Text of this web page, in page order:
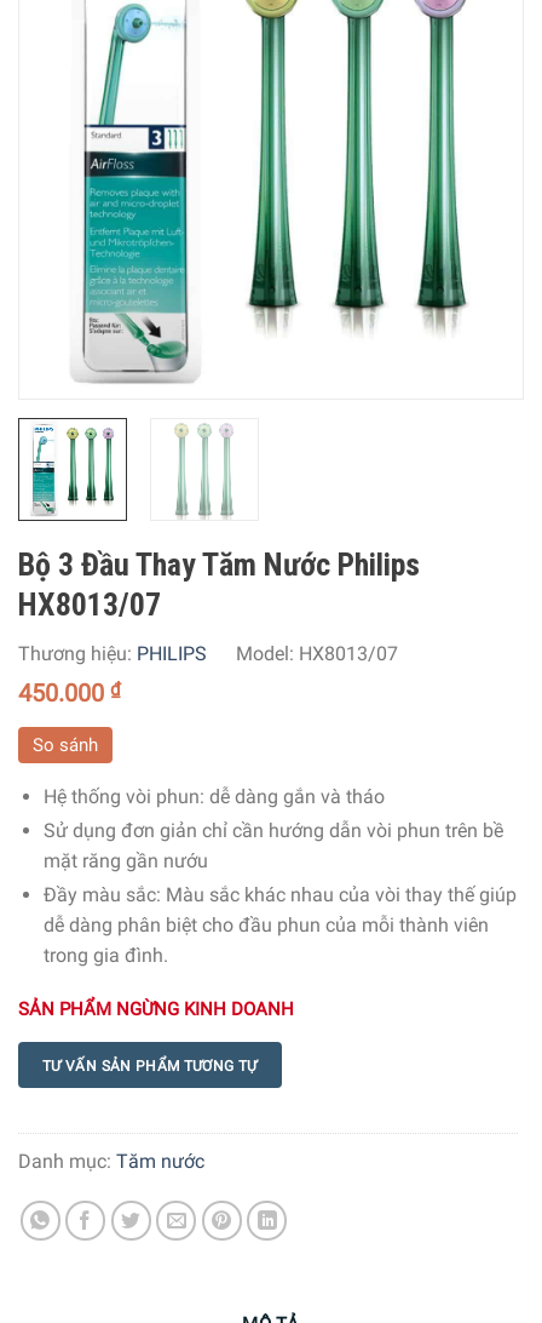
Bộ 3 Đầu Thay Tăm Nước Philips
HX8013/07
Thương hiệu: PHILIPS Model: HX8013/07
450.000 ₫
So sánh
Hệ thống vòi phun: dễ dàng gắn và tháo
Sử dụng đơn giản chỉ cần hướng dẫn vòi phun trên bề
mặt răng gần nướu
Đầy màu sắc: Màu sắc khác nhau của vòi thay thế giúp
dễ dàng phân biệt cho đầu phun của mỗi thành viên
trong gia đình.
SẢN PHẨM NGỪNG KINH DOANH
TƯ VẤN SẢN PHẨM TƯƠNG TỰ
Danh mục: Tăm nước